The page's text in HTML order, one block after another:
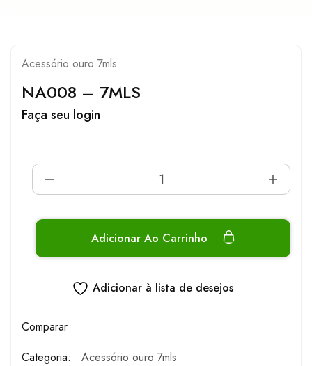
Acessório ouro 7mls
NA008 – 7MLS
Faça seu login
Adicionar Ao Carrinho
Adicionar à lista de desejos
Comparar
Categoria:
Acessório ouro 7mls